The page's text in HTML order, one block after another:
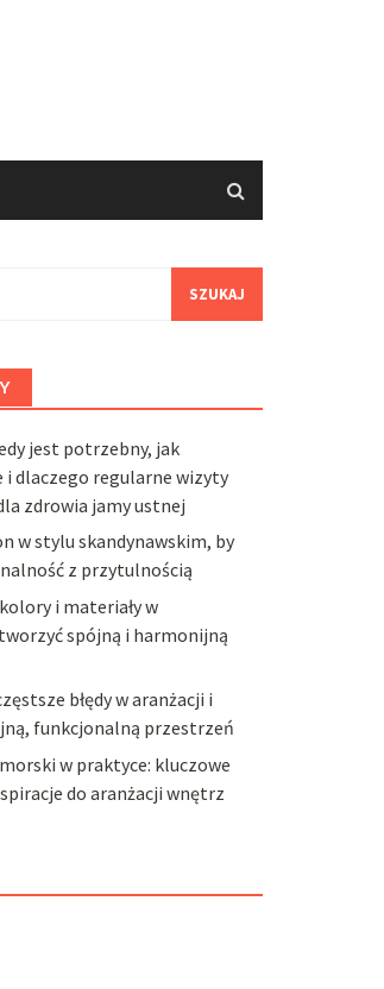
jest potrzebny, jak
i dlaczego regularne wizyty
zdrowia jamy ustnej
w stylu skandynawskim, by
z przytulnością
i materiały w
spójną i harmonijną
błędy w aranżacji i
funkcjonalną przestrzeń
w praktyce: kluczowe
do aranżacji wnętrz